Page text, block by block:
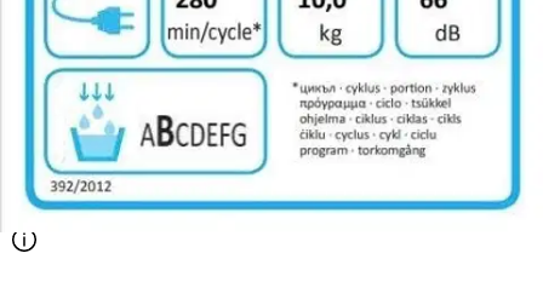
Asiakasomistajahinta
Hinta ilman S-Etukorttia: 649,00 €
Verkkokaupan hinta
Valitse toimitustapa
Nouto myymälästä
Ei saatavilla
Toimitus
Ei saatavilla